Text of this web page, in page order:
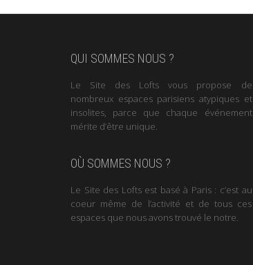
QUI SOMMES NOUS ?
Le Site des Lofts vous propose de
nombreux espaces parisiens atypiques et
insolites, parce que chaque événement
mérite d’être unique.
OÙ SOMMES NOUS ?
Le Site des Lofts est basé à Paris : c’est au
coeur même de l’activité et de tous ces
espaces que nous avons trouvé le notre.